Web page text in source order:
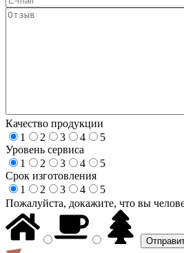
Качество продукции
1
2 3 4
5
Уровень сервиса
1
2 3 4
5
Срок изготовления
1
2 3 4
5
Пожалуйста, докажите, что вы